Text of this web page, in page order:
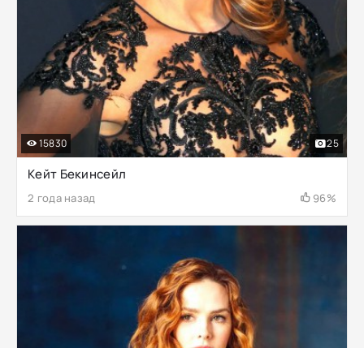
Кейт Бекинсейл
2 года назад 96%
15830 25